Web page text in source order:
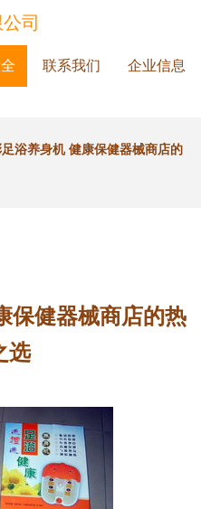
司
联系我们 企业信息
浴养身机 健康保健器械商店的
保健器械商店的热
选